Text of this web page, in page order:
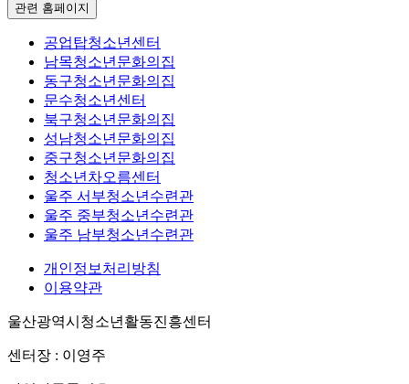
관련 홈페이지
공업탑청소년센터
남목청소년문화의집
동구청소년문화의집
문수청소년센터
북구청소년문화의집
성남청소년문화의집
중구청소년문화의집
청소년차오름센터
울주 서부청소년수련관
울주 중부청소년수련관
울주 남부청소년수련관
개인정보처리방침
이용약관
울산광역시청소년활동진흥센터
센터장 : 이영주